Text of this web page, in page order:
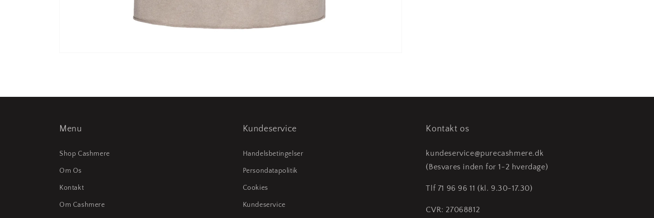
Menu
Shop Cashmere
Om Os
Kontakt
Om Cashmere
Kundeservice
Handelsbetingelser
Persondatapolitik
Cookies
Kundeservice
Kontakt os
kundeservice@purecashmere.dk
(Besvares inden for 1-2 hverdage)
Tlf 71 96 96 11 (kl. 9.30-17.30)
CVR: 27068812